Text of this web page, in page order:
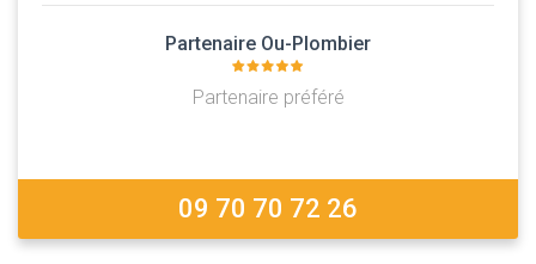
Partenaire Ou-Plombier
Partenaire préféré
09 70 70 72 26